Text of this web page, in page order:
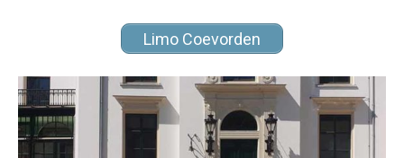
Limo Coevorden